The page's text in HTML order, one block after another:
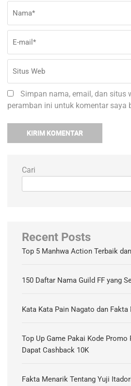
Simpan nama, email, dan situs
peramban ini untuk komentar saya
Cari
Recent Posts
Top 5 Manhwa Action Terbaik
150 Daftar Nama Guild FF yang
Kata Kata Pain Nagato dan
Top Up Game Pakai Kode Promo
Dapat Cashback 10K
Fakta Menarik Tentang Yuji